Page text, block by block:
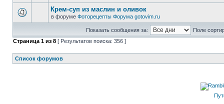
Крем-суп из маслин и оливок
в форуме Фоторецепты Форума gotovim.ru
Показать сообщения за:
Поле
Страница 1 из 8 [ Результатов поиска: 356 ]
Список форумов